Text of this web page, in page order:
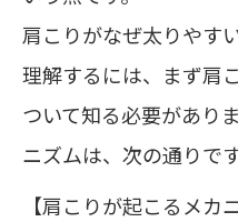
肩こりがなぜ太りやす
理解するには、まず肩
ついて知る必要があり
ニズムは、次の通りです
【肩こりが起こるメカ